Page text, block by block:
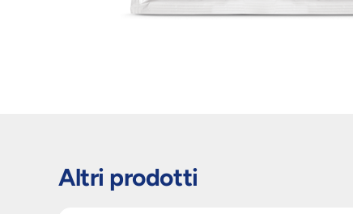
Altri prodotti